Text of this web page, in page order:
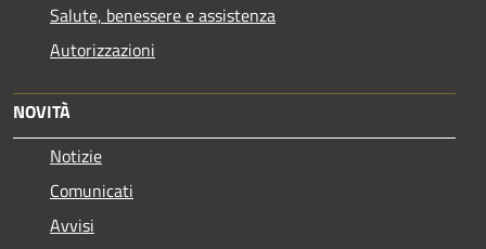
Salute, benessere e assistenza
Autorizzazioni
NOVITÀ
Notizie
Comunicati
Avvisi